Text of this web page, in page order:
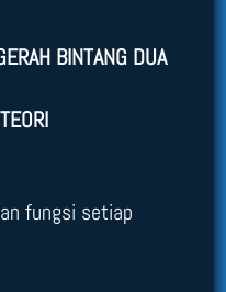
BINTANG DUA
fungsi setiap